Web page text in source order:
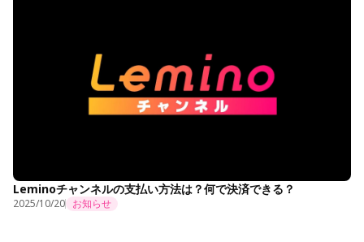
Leminoチャンネルの支払い方法は？何で決済できる？
2025/10/20 お知らせ